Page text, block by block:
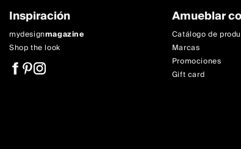
Inspiración
mydesignmagazine
Shop the look
Amueblar
Catálogo de
Marcas
Promociones
Gift card